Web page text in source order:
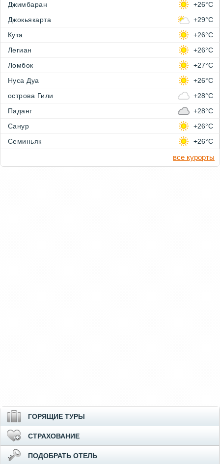
Джимбаран
+26°C
Джокьякарта
+29°C
Кута
+26°C
Легиан
+26°C
Ломбок
+27°C
Нуса Дуа
+26°C
острова Гили
+28°C
Паданг
+28°C
Санур
+26°C
Семиньяк
+26°C
все курорты
ГОРЯЩИЕ ТУРЫ
СТРАХОВАНИЕ
ПОДОБРАТЬ ОТЕЛЬ